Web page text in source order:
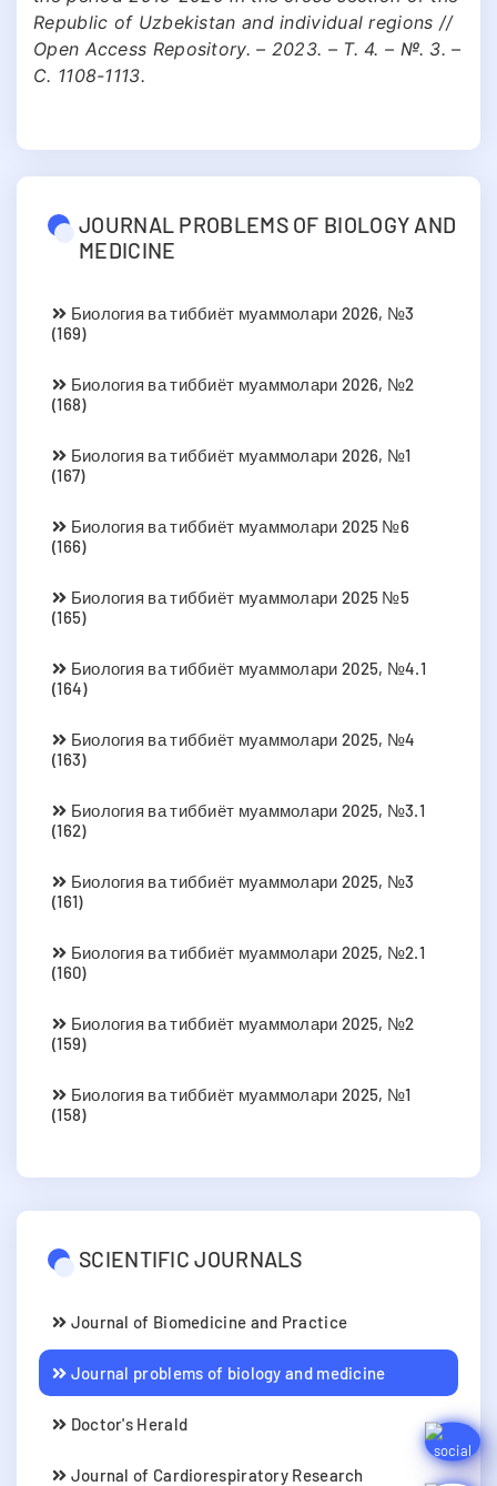
Republic of Uzbekistan and individual regions //
Open Access Repository. – 2023. – Т. 4. – №. 3. –
С. 1108-1113.
JOURNAL PROBLEMS OF BIOLOGY AND
MEDICINE
Биология ва тиббиёт муаммолари 2026, №3
(169)
Биология ва тиббиёт муаммолари 2026, №2
(168)
Биология ва тиббиёт муаммолари 2026, №1
(167)
Биология ва тиббиёт муаммолари 2025 №6
(166)
Биология ва тиббиёт муаммолари 2025 №5
(165)
Биология ва тиббиёт муаммолари 2025, №4.1
(164)
Биология ва тиббиёт муаммолари 2025, №4
(163)
Биология ва тиббиёт муаммолари 2025, №3.1
(162)
Биология ва тиббиёт муаммолари 2025, №3
(161)
Биология ва тиббиёт муаммолари 2025, №2.1
(160)
Биология ва тиббиёт муаммолари 2025, №2
(159)
Биология ва тиббиёт муаммолари 2025, №1
(158)
SCIENTIFIC JOURNALS
Journal of Biomedicine and Practice
Journal problems of biology and medicine
Doctor's Herald
Journal of Cardiorespiratory Research